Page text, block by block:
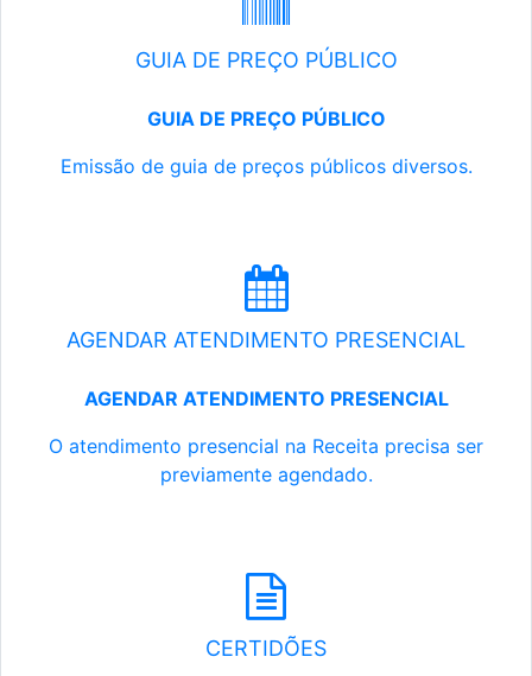
GUIA DE PREÇO PÚBLICO
GUIA DE PREÇO PÚBLICO
Emissão de guia de preços públicos diversos.
AGENDAR ATENDIMENTO PRESENCIAL
AGENDAR ATENDIMENTO PRESENCIAL
O atendimento presencial na Receita precisa ser
previamente agendado.
CERTIDÕES